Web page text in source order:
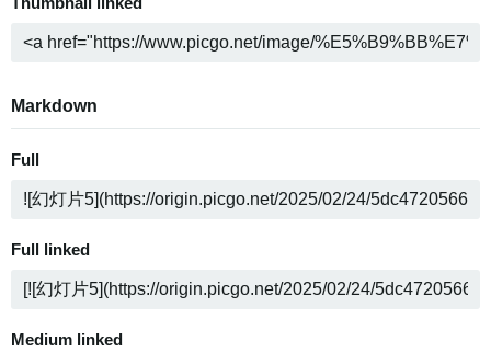
Markdown
Full
Full linked
Medium linked